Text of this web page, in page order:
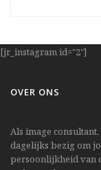
[jr_instagram id="2"]
OVER ONS
Als image
dagelijks bezig om
persoonlijkheid van